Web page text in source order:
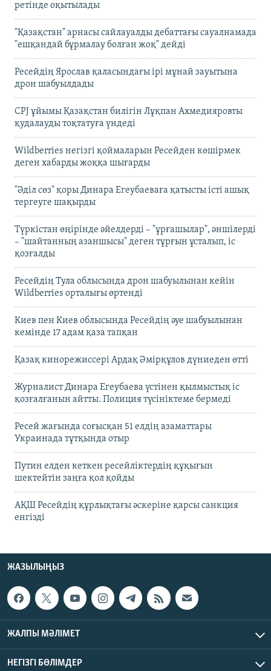
ретінде оқытылады
"Қазақстан" арнасы сайлауалды дебаттағы сауалнамада
"ешқандай бұрмалау болған жоқ" дейді
Ресейдің Ярослав қаласындағы ірі мұнай зауытына
дрон шабуылдады
CPJ ұйымы Қазақстан билігін Лұқпан Ахмедияровты
қудалауды тоқтатуға үндеді
Wildberries негізгі қоймаларын Ресейден көшірмек
деген хабарды жоққа шығарды
"Әділ сөз" қоры Динара Егеубаеваға қатысты істі ашық
тергеуге шақырды
Түркістан өңірінде әйелдерді – "ұрғашылар", әншілерді
– "шайтанның азаншысы" деген тұрғын ұсталып, іс
қозғалды
Ресейдің Тула облысында дрон шабуылынан кейін
Wildberries орталығы өртенді
Киев пен Киев облысында Ресейдің әуе шабуылынан
кемінде 17 адам қаза тапқан
Қазақ кинорежиссері Ардақ Әмірқұлов дүниеден өтті
Журналист Динара Егеубаева үстінен қылмыстық іс
қозғалғанын айтты. Полиция түсініктеме бермеді
Ресей жағында соғысқан 51 елдің азаматтары
Украинада тұтқында отыр
Путин елден кеткен ресейліктердің құқығын
шектейтін заңға қол қойды
АҚШ Ресейдің құрлықтағы әскеріне қарсы санкция
енгізді
ЖАЗЫЛЫҢЫЗ
ЖАЛПЫ МӘЛІМЕТ
НЕГІЗГІ БӨЛІМДЕР